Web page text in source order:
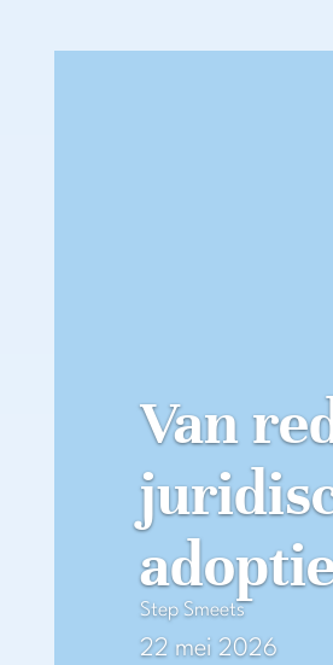
Van
Step Smeets
22 mei 2026